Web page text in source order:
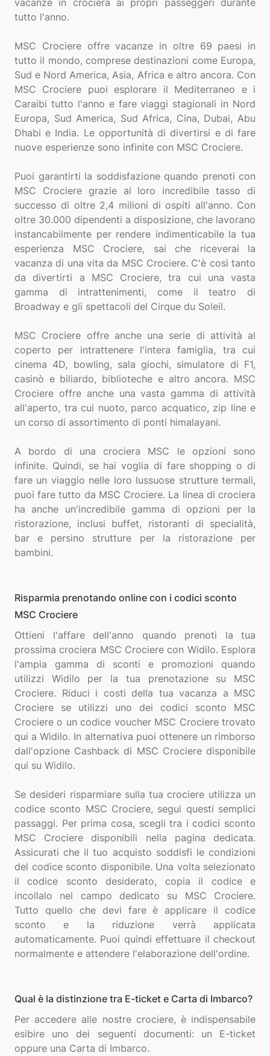
vacanze in crociera ai propri passeggeri durante
tutto l'anno.
MSC Crociere offre vacanze in oltre 69 paesi in
tutto il mondo, comprese destinazioni come Europa,
Sud e Nord America, Asia, Africa e altro ancora. Con
MSC Crociere puoi esplorare il Mediterraneo e i
Caraibi tutto l'anno e fare viaggi stagionali in Nord
Europa, Sud America, Sud Africa, Cina, Dubai, Abu
Dhabi e India. Le opportunità di divertirsi e di fare
nuove esperienze sono infinite con MSC Crociere.
Puoi garantirti la soddisfazione quando prenoti con
MSC Crociere grazie al loro incredibile tasso di
successo di oltre 2,4 milioni di ospiti all'anno. Con
oltre 30.000 dipendenti a disposizione, che lavorano
instancabilmente per rendere indimenticabile la tua
esperienza MSC Crociere, sai che riceverai la
vacanza di una vita da MSC Crociere. C'è così tanto
da divertirti a MSC Crociere, tra cui una vasta
gamma di intrattenimenti, come il teatro di
Broadway e gli spettacoli del Cirque du Soleil.
MSC Crociere offre anche una serie di attività al
coperto per intrattenere l'intera famiglia, tra cui
cinema 4D, bowling, sala giochi, simulatore di F1,
casinò e biliardo, biblioteche e altro ancora. MSC
Crociere offre anche una vasta gamma di attività
all'aperto, tra cui nuoto, parco acquatico, zip line e
un corso di assortimento di ponti himalayani.
A bordo di una crociera MSC le opzioni sono
infinite. Quindi, se hai voglia di fare shopping o di
fare un viaggio nelle loro lussuose strutture termali,
puoi fare tutto da MSC Crociere. La linea di crociera
ha anche un'incredibile gamma di opzioni per la
ristorazione, inclusi buffet, ristoranti di specialità,
bar e persino strutture per la ristorazione per
Risparmia prenotando online con i codici sconto
MSC Crociere
Ottieni l'affare dell'anno quando prenoti la tua
prossima crociera MSC Crociere con Widilo. Esplora
l'ampia gamma di sconti e promozioni quando
utilizzi Widilo per la tua prenotazione su MSC
Crociere. Riduci i costi della tua vacanza a MSC
Crociere se utilizzi uno dei codici sconto MSC
Crociere o un codice voucher MSC Crociere trovato
qui a Widilo. In alternativa puoi ottenere un rimborso
dall'opzione Cashback di MSC Crociere disponibile
qui su Widilo.
Se desideri risparmiare sulla tua crociere utilizza un
codice sconto MSC Crociere, segui questi semplici
passaggi. Per prima cosa, scegli tra i codici sconto
MSC Crociere disponibili nella pagina dedicata.
Assicurati che il tuo acquisto soddisfi le condizioni
del codice sconto disponibile. Una volta selezionato
il codice sconto desiderato, copia il codice e
incollalo nel campo dedicato su MSC Crociere.
Tutto quello che devi fare è applicare il codice
sconto e la riduzione verrà applicata
automaticamente. Puoi quindi effettuare il checkout
Qual è la distinzione tra E-ticket e Carta di Imbarco?
Per accedere alle nostre crociere, è indispensabile
esibire uno dei seguenti documenti: un E-ticket
oppure una Carta di Imbarco.